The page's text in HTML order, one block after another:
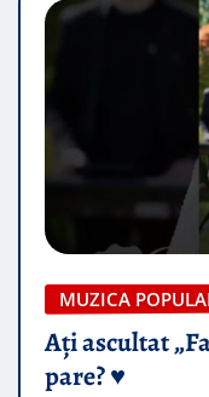
MUZICA
Ați ascultat
pare? ♥️